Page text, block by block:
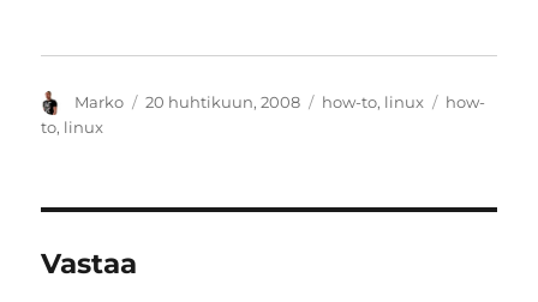
Kirjoittaja
Marko Julkaistu
20 huhtikuun, 2008 Kategoriat
how-to, linux Avainsanat
how-
to, linux
Vastaa